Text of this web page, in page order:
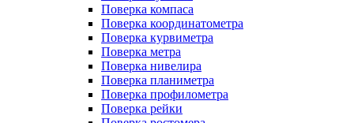
Поверка компаса
Поверка координатометра
Поверка курвиметра
Поверка метра
Поверка нивелира
Поверка планиметра
Поверка профилометра
Поверка рейки